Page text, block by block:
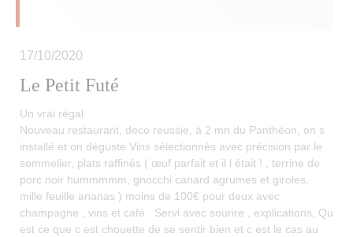
Le Petit Futé
17/10/2020
Un vrai régal
Nouveau restaurant, deco reussie, à 2 mn du Panthéon, on s
installé et on déguste Vins sélectionnés avec précision par le
sommelier, plats raffinés ( œuf parfait et il l était ! , terrine de
porc noir hummmmm, gnocchi canard agrumes et giroles,
mille feuille ananas ) moins de 100€ pour deux avec
champagne , vins et café . Servi avec sourire , explications, Qu
est ce que c est chouette de se sentir bien et c est le cas au